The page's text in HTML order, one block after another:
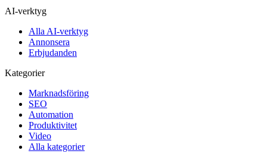
AI-verktyg
Alla AI-verktyg
Annonsera
Erbjudanden
Kategorier
Marknadsföring
SEO
Automation
Produktivitet
Video
Alla kategorier